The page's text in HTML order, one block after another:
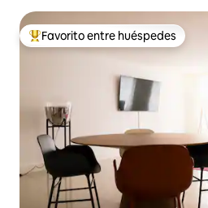
Favorito entre huéspedes preferido
Favorito entre huéspedes